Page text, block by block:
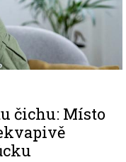
čichu: Místo